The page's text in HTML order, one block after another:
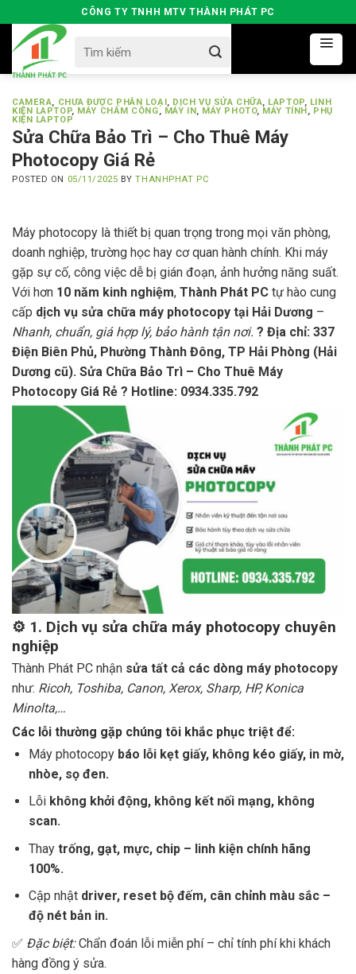
to
content
CÔNG TY TNHH MTV THÀNH PHÁT PC
for:
CAMERA, CHƯA ĐƯỢC PHÂN LOẠI, DỊCH VỤ SỬA CHỮA, LAPTOP, LINH
KIỆN LAPTOP, MÁY CHẤM CÔNG, MÁY IN, MÁY PHOTO, MÁY TÍNH, PHỤ
KIỆN LAPTOP
Sửa Chữa Bảo Trì – Cho Thuê Máy
Photocopy Giá Rẻ
POSTED ON 05/11/2025 BYTHANHPHAT PC
Máy photocopy là thiết bị quan trọng trong mọi văn phòng,
doanh nghiệp, trường học hay cơ quan hành chính. Khi máy
gặp sự cố, công việc dễ bị gián đoạn, ảnh hưởng năng suất.
Với hơn 10 năm kinh nghiệm, Thành Phát PC tự hào cung
cấp dịch vụ sửa chữa máy photocopy tại Hải Dương –
Nhanh, chuẩn, giá hợp lý, bảo hành tận nơi. ? Địa chỉ: 337
Điện Biên Phủ, Phường Thành Đông, TP Hải Phòng (Hải
Dương cũ). Sửa Chữa Bảo Trì – Cho Thuê Máy
Photocopy Giá Rẻ ? Hotline: 0934.335.792
⚙️ 1. Dịch vụ sửa chữa máy photocopy chuyên
nghiệp
Thành Phát PC nhận sửa tất cả các dòng máy photocopy
như: Ricoh, Toshiba, Canon, Xerox, Sharp, HP, Konica
Minolta,…
Các lỗi thường gặp chúng tôi khắc phục triệt để:
Máy photocopy báo lỗi kẹt giấy, không kéo giấy, in mờ,
nhòe, sọ đen.
Lỗi không khởi động, không kết nối mạng, không
scan.
Thay trống, gạt, mực, chip – linh kiện chính hãng
100%.
Cập nhật driver, reset bộ đếm, cân chỉnh màu sắc –
độ nét bản in.
✅ Đặc biệt:Chẩn đoán lỗi miễn phí – chỉ tính phí khi khách
hàng đồng ý sửa.